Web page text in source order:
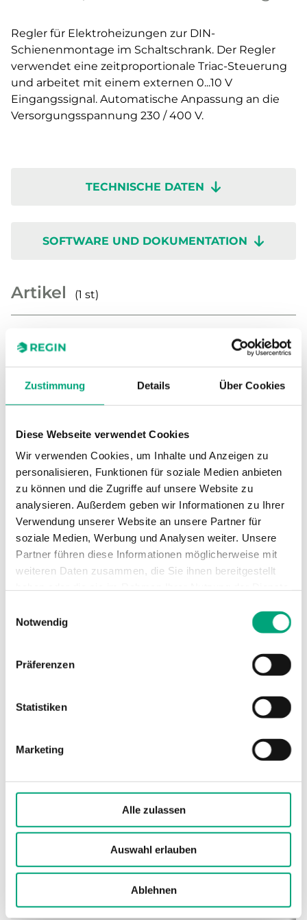
Zustimmung Details Über Cookies
Diese Webseite verwendet Cookies
Wir verwenden Cookies, um Inhalte und Anzeigen zu
personalisieren, Funktionen für soziale Medien anbieten
zu können und die Zugriffe auf unsere Website zu
analysieren. Außerdem geben wir Informationen zu Ihrer
Verwendung unserer Website an unsere Partner für
soziale Medien, Werbung und Analysen weiter. Unsere
Partner führen diese Informationen möglicherweise mit
weiteren Daten zusammen, die Sie ihnen bereitgestellt
Notwendig
Präferenzen
Statistiken
Marketing
Alle zulassen
Auswahl erlauben
Ablehnen
Regler für Elektroheizungen zur DIN-
Schienenmontage im Schaltschrank. Der Regler
verwendet eine zeitproportionale Triac-Steuerung
und arbeitet mit einem externen 0...10 V
Eingangssignal. Automatische Anpassung an die
Versorgungsspannung 230 / 400 V.
TECHNISCHE DATEN
SOFTWARE UND DOKUMENTATION
Artikel (1 st)
Elektroheizungsregler mit externer
Ansteuerung (0...10 V DC)
Technische Daten für PULSER-X/D –
Elektroheizungsregler ext. Eingangssignal
10V, 230 oder 400V AC, DIN-
Versorgungsspannung
230 V AC bzw. 400 V
A, 1 oder 2 Phasen,
automatische
Schutzart IP20
Umgebungstemperatur 0,,,40°C